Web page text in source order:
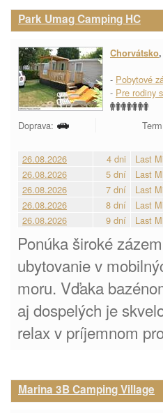
Park Umag Camping HC
Chorvátsko,
- Pobytové
- Pre rodiny
Doprava:
26.08.2026 4 dni Last
26.08.2026
5 dní Last
26.08.2026
7 dní Last
26.08.2026
8 dní Last
26.08.2026
9 dní Last
Ponúka široké
ubytovanie v
moru. Vďaka
aj dospelých je
relax v príjemnom
Marina 3B Camping Village